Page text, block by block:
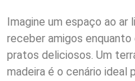
Imagine um espaço ao
receber amigos
pratos deliciosos. Um
madeira é o cenário ideal